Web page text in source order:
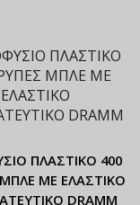
ΠΛΑΣΤΙΚΟ 400
ΜΕ ΕΛΑΣΤΙΚΟ
DRAMM